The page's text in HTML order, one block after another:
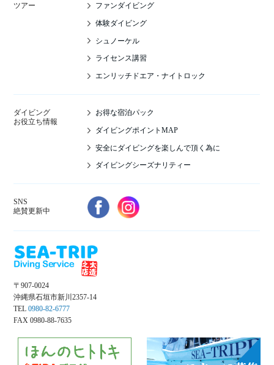
ツアー ファンダイビング
体験ダイビング
シュノーケル
ライセンス講習
エンリッチドエア・ナイトロック
ダイビング
お役立ち情報
お得な宿泊パック
ダイビングポイントMAP
安全にダイビングを楽しんで頂く為に
ダイビングシーズナリティー
SNS
絶賛更新中
〒907-0024
沖縄県石垣市新川2357-14
TEL 0980-82-6777
FAX 0980-88-7635